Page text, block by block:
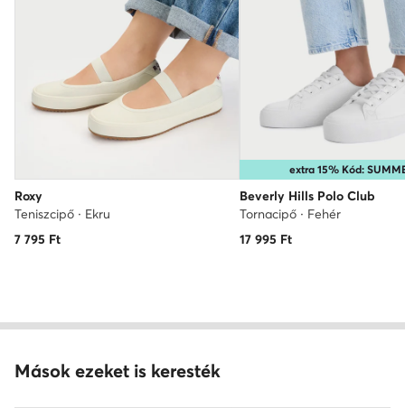
Roxy
Teniszcipő · Ekru
7 795 Ft
extra 15% Kód:
Beverly Hills Polo Club
Tornacipő · Fehér
17 995 Ft
Mások ezeket is keresték